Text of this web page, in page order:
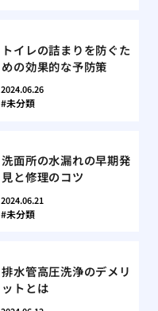
トイレの詰まりを防ぐた
めの効果的な予防策
2024.06.26
未分類
洗面所の水漏れの早期発
見と修理のコツ
2024.06.21
未分類
排水管高圧洗浄のデメリ
ットとは